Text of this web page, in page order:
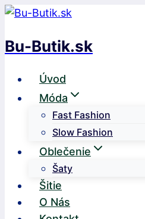
Skip
content
Bu-Butik.sk
Úvod
Móda
Fast Fashion
Slow Fashion
Oblečenie
Šaty
Šitie
O Nás